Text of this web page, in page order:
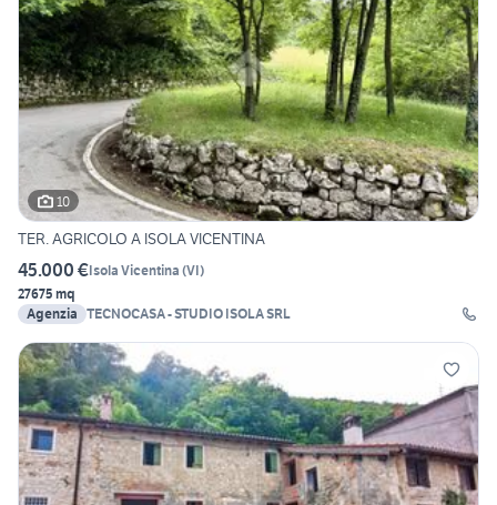
10
TER. AGRICOLO A ISOLA VICENTINA
45.000 €Isola Vicentina (VI)
27675 mq
Agenzia TECNOCASA - STUDIO ISOLA SRL